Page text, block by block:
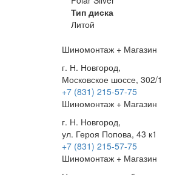
Тип диска
Литой
Шиномонтаж + Магазин
г. Н. Новгород,
Московское шоссе, 302/1
+7 (831) 215-57-75
Шиномонтаж + Магазин
г. Н. Новгород,
ул. Героя Попова, 43 к1
+7 (831) 215-57-75
Шиномонтаж + Магазин